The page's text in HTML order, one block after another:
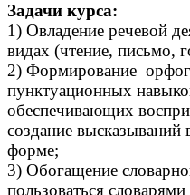
Задачи курса:
1) Овладение речевой
видах (чтение, письмо,
2) Формирование
пунктуационных
обеспечивающих
создание
форме;
3) Обогащение
пользоваться